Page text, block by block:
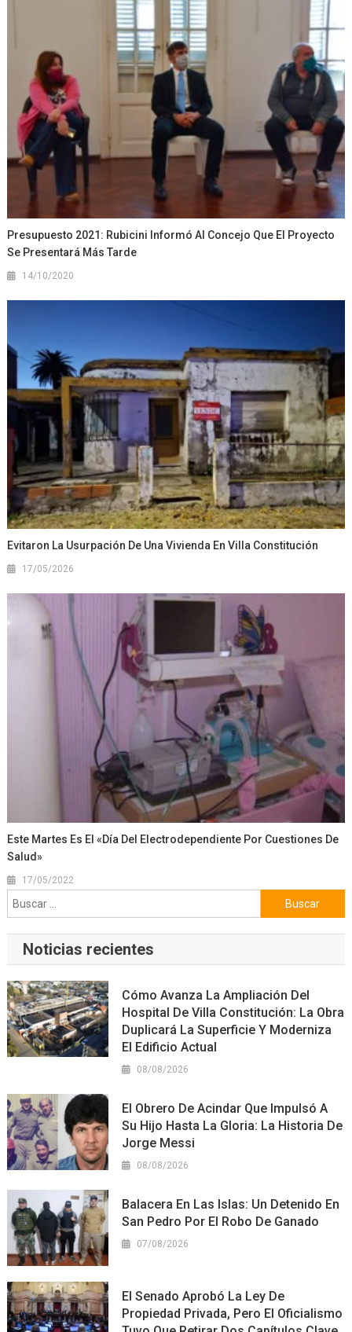
Presupuesto 2021: Rubicini Informó Al Concejo Que El Proyecto
Se Presentará Más Tarde
14/10/2020
Evitaron La Usurpación De Una Vivienda En Villa Constitución
17/05/2026
Este Martes Es El «Día Del Electrodependiente Por Cuestiones De
Salud»
17/05/2022
Buscar:
Noticias recientes
Cómo Avanza La Ampliación Del
Hospital De Villa Constitución: La Obra
Duplicará La Superficie Y Moderniza
El Edificio Actual
08/08/2026
El Obrero De Acindar Que Impulsó A
Su Hijo Hasta La Gloria: La Historia De
Jorge Messi
08/08/2026
Balacera En Las Islas: Un Detenido En
San Pedro Por El Robo De Ganado
07/08/2026
El Senado Aprobó La Ley De
Propiedad Privada, Pero El Oficialismo